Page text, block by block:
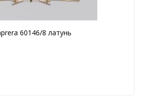
60146/8 латунь